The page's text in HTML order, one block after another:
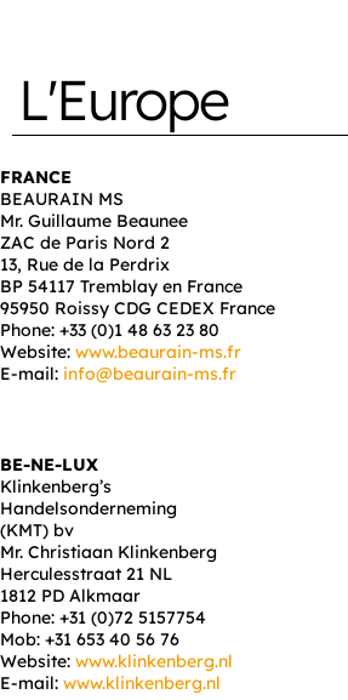
L'Europe
FRANCE
BEAURAIN MS
Mr. Guillaume Beaunee
ZAC de Paris Nord 2
13, Rue de la Perdrix
BP 54117 Tremblay en France
95950 Roissy CDG CEDEX France
Phone: +33 (0)1 48 63 23 80
Website: www.beaurain-ms.fr
E-mail: info@beaurain-ms.fr
BE-NE-LUX
Klinkenberg’s
Handelsonderneming
(KMT) bv
Mr. Christiaan Klinkenberg
Herculesstraat 21 NL
1812 PD Alkmaar
Phone: +31 (0)72 5157754
Mob: +31 653 40 56 76
Website: www.klinkenberg.nl
E-mail: www.klinkenberg.nl